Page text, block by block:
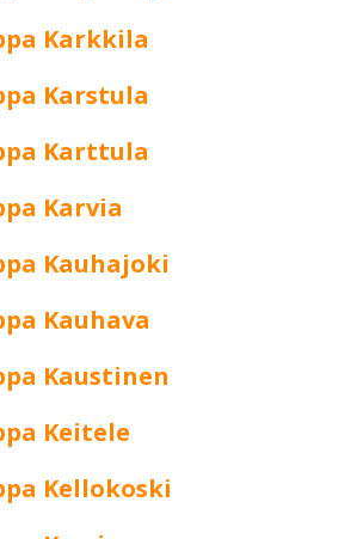
Karkkila
Karstula
Karttula
Karvia
Kauhajoki
Kauhava
Kaustinen
Keitele
Kellokoski